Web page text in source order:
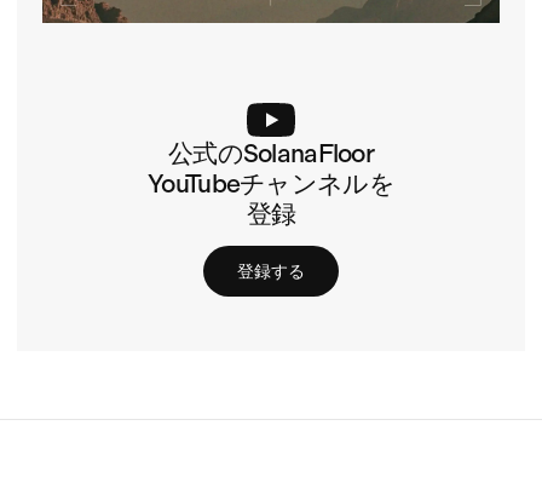
公式のSolanaFloor
YouTubeチャンネルを
登録
登録する